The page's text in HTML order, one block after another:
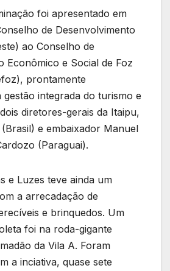
foi apresentado em
de Desenvolvimento
ao Conselho de
Econômico e Social de Foz
prontamente
gestão integrada do turismo e
diretores-gerais da Itaipu,
e embaixador Manuel
(Paraguai).
e Luzes teve ainda um
a arrecadação de
e brinquedos. Um
foi na roda-gigante
da Vila A. Foram
a inciativa, quase sete